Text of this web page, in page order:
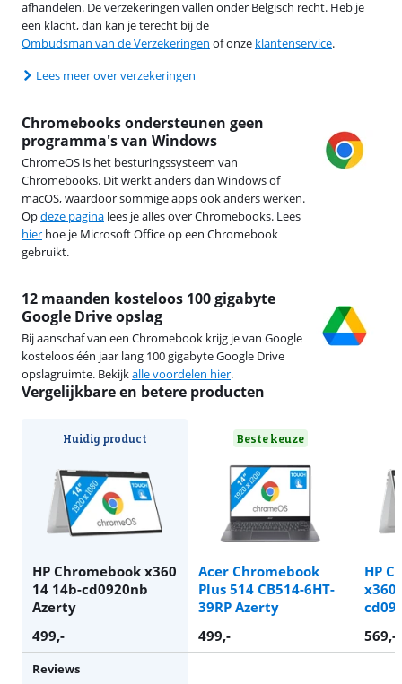
afhandelen. De verzekeringen vallen onder Belgisch recht. Heb je
een klacht, dan kan je terecht bij de
Ombudsman van de Verzekeringen of onze klantenservice.
Lees meer over verzekeringen
12 maanden kosteloos 100 gigabyte
Google Drive opslag
Bij aanschaf van een Chromebook krijg je van Google
kosteloos één jaar lang 100 gigabyte Google Drive
opslagruimte. Bekijkalle voordelen hier.
Chromebooks ondersteunen geen
programma's van Windows
ChromeOS is het besturingssysteem van
Chromebooks. Dit werkt anders dan Windows of
macOS, waardoor sommige apps ook anders werken.
Opdeze pagina lees je alles over Chromebooks. Lees
hier hoe je Microsoft Office op een Chromebook
gebruikt.
Vergelijkbare en betere producten
Huidig product
HP Chromebook x360
14 14b-cd0920nb
Azerty
Beste keuze
Acer Chromebook
Plus 514 CB514-6HT-
39RP Azerty
HP
x360
499,- 499,- 569,-
Reviews